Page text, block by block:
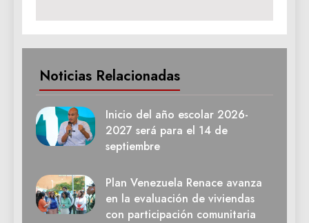
Noticias Relacionadas
Inicio del año escolar 2026-
2027 será para el 14 de
septiembre
Plan Venezuela Renace avanza
en la evaluación de viviendas
con participación comunitaria